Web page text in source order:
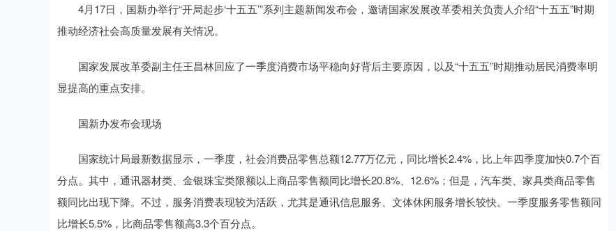
4月17日，国新办举行“开局起步‘十五五’”系列主题新闻发布会，邀请国家发展改革委相关负责人介绍“十五五”时期
推动经济社会高质量发展有关情况。
国家发展改革委副主任王昌林回应了一季度消费市场平稳向好背后主要原因，以及“十五五”时期推动居民消费率明
显提高的重点安排。
国新办发布会现场
国家统计局最新数据显示，一季度，社会消费品零售总额12.77万亿元，同比增长2.4%，比上年四季度加快0.7个百
分点。其中，通讯器材类、金银珠宝类限额以上商品零售额同比增长20.8%、12.6%；但是，汽车类、家具类商品零售
额同比出现下降。不过，服务消费表现较为活跃，尤其是通讯信息服务、文体休闲服务增长较快。一季度服务零售额同
比增长5.5%，比商品零售额高3.3个百分点。
2.00% 上证指数 3932.19